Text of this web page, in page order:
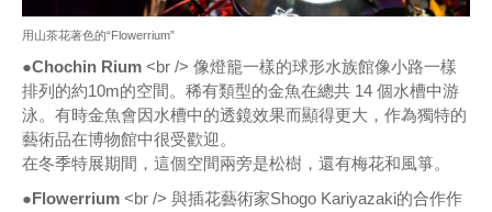
用山茶花著色的“Flowerrium”
●Chochin Rium <br /> 像燈籠一樣的球形水族館像小路一樣
排列的約10m的空間。稀有類型的金魚在總共 14 個水槽中游
泳。有時金魚會因水槽中的透鏡效果而顯得更大，作為獨特的
藝術品在博物館中很受歡迎。
在冬季特展期間，這個空間兩旁是松樹，還有梅花和風箏。
●Flowerrium <br /> 與插花藝術家Shogo Kariyazaki的合作作